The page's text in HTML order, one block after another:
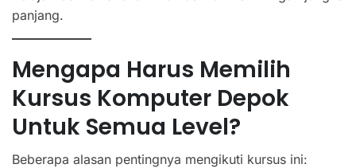
panjang.
Mengapa Harus Memilih
Kursus Komputer Depok
Untuk Semua Level?
Beberapa alasan pentingnya mengikuti kursus ini: